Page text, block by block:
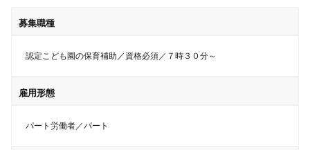
募集職種
認定こども園の保育補助／資格必須／７時３０分～
雇用形態
パート労働者／パート